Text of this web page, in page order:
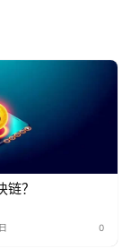
？
0